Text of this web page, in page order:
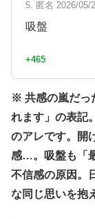
5. 匿名 2026/05/
吸盤
+465
※ 共感の嵐だっ
れます」の表記
のアレです。開
感…。吸盤も「
不信感の原因。
な同じ思いを抱